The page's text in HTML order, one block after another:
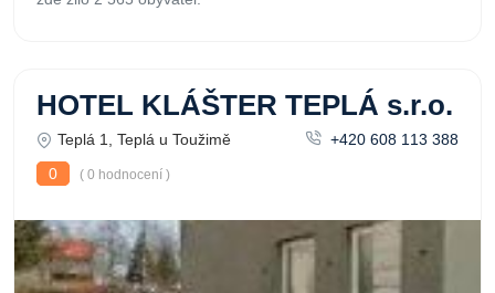
HOTEL KLÁŠTER TEPLÁ s.r.o.
Teplá 1, Teplá u Toužimě
+420 608 113 388
0
( 0 hodnocení )